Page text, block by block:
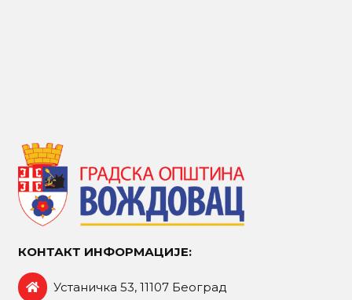
КОНТАКТ ИНФОРМАЦИЈЕ:
Устаничка 53, 11107 Београд